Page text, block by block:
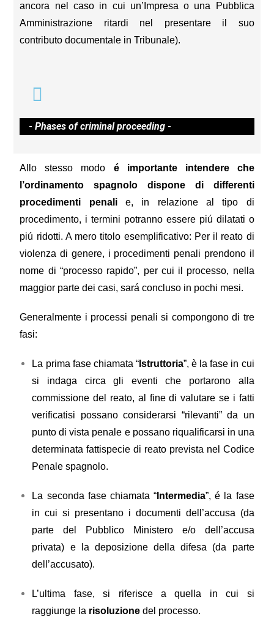
ancora nel caso in cui un’Impresa o una Pubblica
Amministrazione ritardi nel presentare il suo
contributo documentale in Tribunale).
-Phases of criminal proceeding -
Allo stesso modo é importante intendere che
l’ordinamento spagnolo dispone di differenti
procedimenti penalie, in relazione al tipo di
procedimento, i termini potranno essere piú dilatati o
piú ridotti. A mero titolo esemplificativo: Per il reato di
violenza di genere, i procedimenti penali prendono il
nome di “processo rapido”, per cui il processo, nella
maggior parte dei casi, sará concluso in pochi mesi.
Generalmente i processi penali si compongono di tre
fasi:
La prima fase chiamata “Istruttoria”, è la fase in cui
si indaga circa gli eventi che portarono alla
commissione del reato, al fine di valutare se i fatti
verificatisi possano considerarsi “rilevanti” da un
punto di vista penale e possano riqualificarsi in una
determinata fattispecie di reato prevista nel Codice
Penale spagnolo.
La seconda fase chiamata “ Intermedia”, é la fase
in cui si presentano i documenti dell’accusa (da
parte del Pubblico Ministero e/o dell’accusa
privata) e la deposizione della difesa (da parte
dell’accusato).
L’ultima fase, si riferisce a quella in cui si
raggiunge la risoluzione del processo.